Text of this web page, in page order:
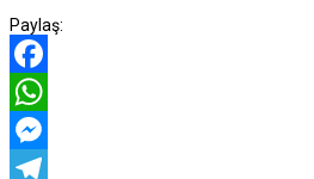
Paylaş:
Facebook
WhatsApp
Messenger